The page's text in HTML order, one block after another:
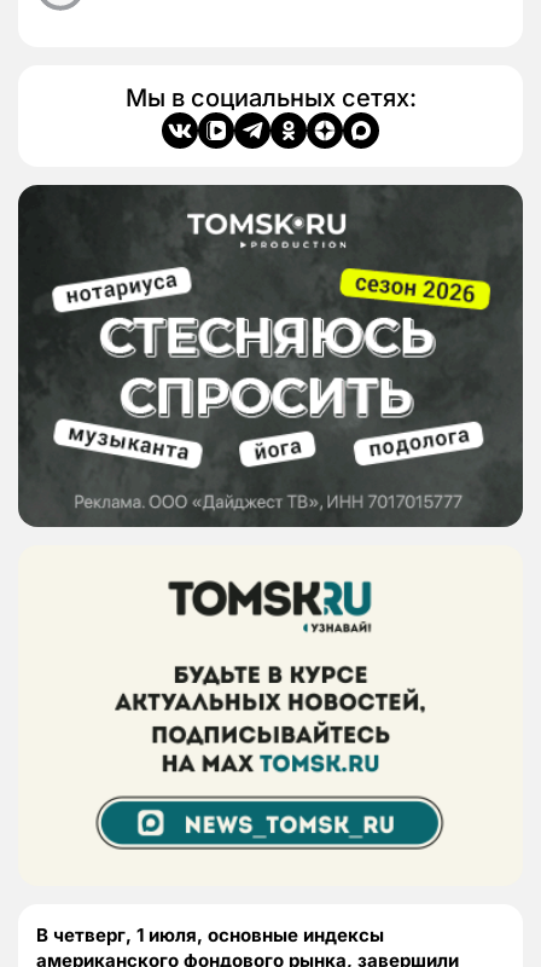
Мы в социальных сетях:
В четверг, 1 июля, основные индексы
американского фондового рынка, завершили